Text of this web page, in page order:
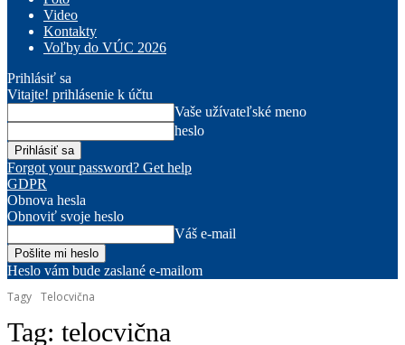
Video
Kontakty
Voľby do VÚC 2026
Prihlásiť sa
Vitajte! prihlásenie k účtu
Vaše užívateľské meno
heslo
Forgot your password? Get help
GDPR
Obnova hesla
Obnoviť svoje heslo
Váš e-mail
Heslo vám bude zaslané e-mailom
Tagy Telocvična
Tag: telocvična